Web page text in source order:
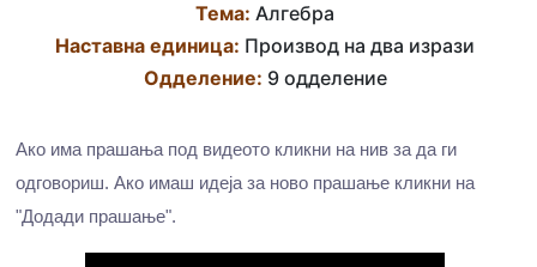
Тема: Алгебра
Наставна eдиница: Производ на два изрази
Одделение: 9 одделение
Ако има прашања под видеото кликни на нив за да ги
одговориш. Ако имаш идеја за ново прашање кликни на
"Додади прашање".